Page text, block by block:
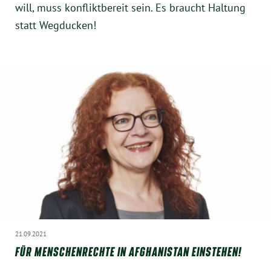
will, muss konfliktbereit sein. Es braucht Haltung
statt Wegducken!
21.09.2021
FÜR MENSCHENRECHTE IN AFGHANISTAN EINSTEHEN!